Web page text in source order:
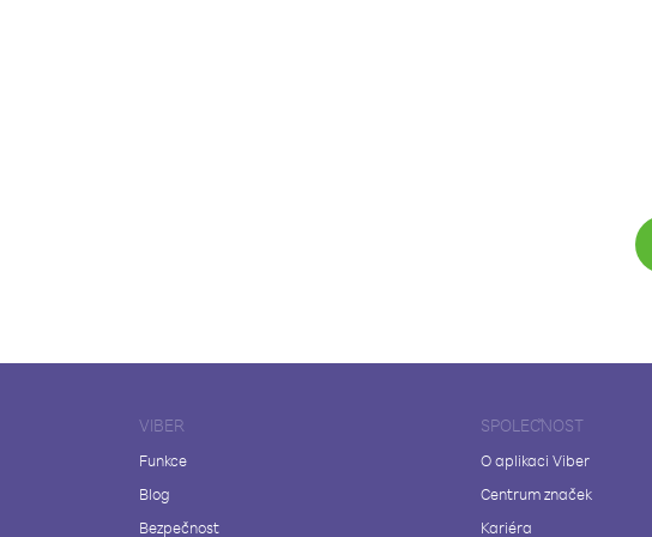
VIBER
Funkce
Blog
Bezpečnost
SPOLEČNOST
O aplikaci Viber
Centrum značek
Kariéra